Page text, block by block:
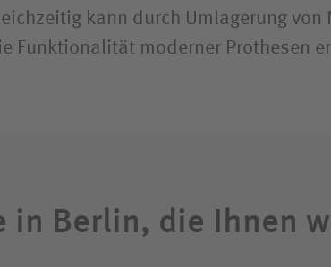
kann durch Umlagerung von
Funktionalität moderner Prothesen
in Berlin, die Ihnen